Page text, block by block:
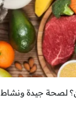
لصحة جيدة ونشاط